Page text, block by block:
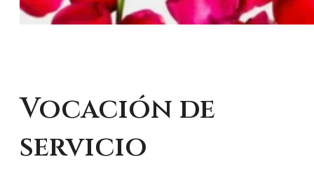
Vocación de
servicio